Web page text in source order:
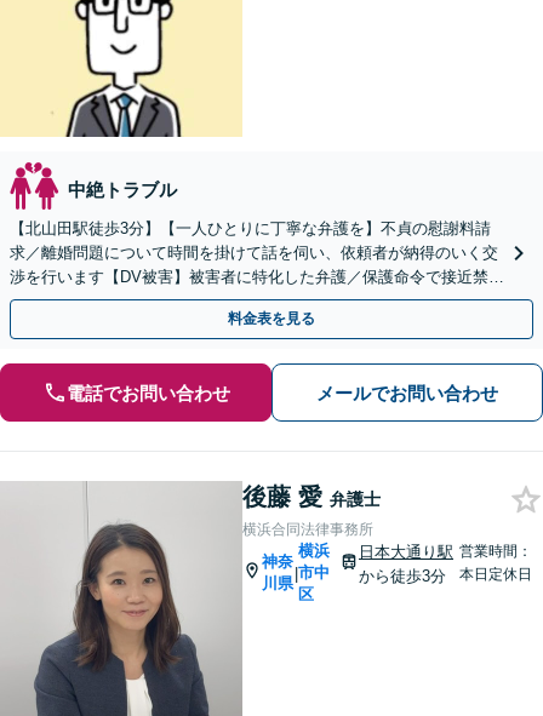
中絶トラブル
【北山田駅徒歩3分】【一人ひとりに丁寧な弁護を】不貞の慰謝料請
求／離婚問題について時間を掛けて話を伺い、依頼者が納得のいく交
渉を行います【DV被害】被害者に特化した弁護／保護命令で接近禁止
措置【初回相談30分無料】
料金表を見る
電話でお問い合わせ メールでお問い合わせ
後藤 愛 弁護士
横浜合同法律事務所
神奈
川県
|
横浜
市中
区
日本大通り駅
から徒歩3分
営業時間：
本日定休日